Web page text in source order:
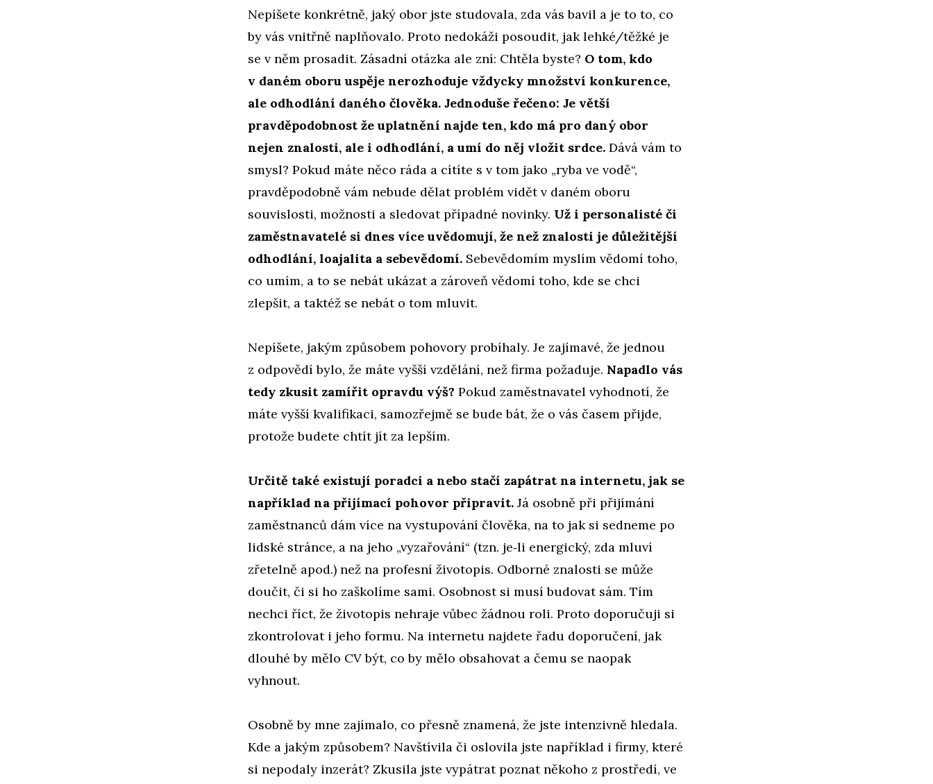
Nepíšete konkrétně, jaký obor jste studovala, zda vás bavil a je to to, co
by vás vnitřně naplňovalo. Proto nedokáži posoudit, jak lehké/těžké je
se v něm prosadit. Zásadní otázka ale zní: Chtěla byste? O tom, kdo
v daném oboru uspěje nerozhoduje vždycky množství konkurence,
ale odhodlání daného člověka. Jednoduše řečeno: Je větší
pravděpodobnost že uplatnění najde ten, kdo má pro daný obor
nejen znalosti, ale i odhodlání, a umí do něj vložit srdce. Dává vám to
smysl? Pokud máte něco ráda a cítíte s v tom jako „ryba ve vodě“,
pravděpodobně vám nebude dělat problém vidět v daném oboru
souvislosti, možnosti a sledovat případné novinky. Už i personalisté či
zaměstnavatelé si dnes více uvědomují, že než znalosti je důležitější
odhodlání, loajalita a sebevědomí. Sebevědomím myslím vědomí toho,
co umím, a to se nebát ukázat a zároveň vědomí toho, kde se chci
zlepšit, a taktéž se nebát o tom mluvit.
Nepíšete, jakým způsobem pohovory probíhaly. Je zajímavé, že jednou
z odpovědí bylo, že máte vyšší vzdělání, než firma požaduje. Napadlo vás
tedy zkusit zamířit opravdu výš? Pokud zaměstnavatel vyhodnotí, že
máte vyšší kvalifikaci, samozřejmě se bude bát, že o vás časem přijde,
protože budete chtít jít za lepším.
Určitě také existují poradci a nebo stačí zapátrat na internetu, jak se
například na přijímací pohovor připravit. Já osobně při přijímání
zaměstnanců dám více na vystupování člověka, na to jak si sedneme po
lidské stránce, a na jeho „vyzařování“ (tzn. je‑li energický, zda mluví
zřetelně apod.) než na profesní životopis. Odborné znalosti se může
doučit, či si ho zaškolíme sami. Osobnost si musí budovat sám. Tím
nechci říct, že životopis nehraje vůbec žádnou roli. Proto doporučuji si
zkontrolovat i jeho formu. Na internetu najdete řadu doporučení, jak
dlouhé by mělo CV být, co by mělo obsahovat a čemu se naopak
vyhnout.
Osobně by mne zajímalo, co přesně znamená, že jste intenzivně hledala.
Kde a jakým způsobem? Navštívila či oslovila jste například i firmy, které
si nepodaly inzerát? Zkusila jste vypátrat poznat někoho z prostředí, ve